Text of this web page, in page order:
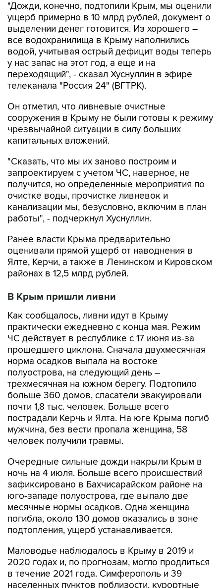
"Дожди, конечно, подтопили Крым, мы оценили
ущерб примерно в 10 млрд рублей, документ о
выделении денег готовится. Из хорошего –
все водохранилища в Крыму наполнились
водой, учитывая острый дефицит воды теперь
у нас запас на этот год, а еще и на
переходящий", - сказал Хуснуллин в эфире
телеканала "Россия 24" (ВГТРК).
Он отметил, что ливневые очистные
сооружения в Крыму не были готовы к режиму
чрезвычайной ситуации в силу больших
капитальных вложений.
"Сказать, что мы их заново построим и
запроектируем с учетом ЧС, наверное, не
получится, но определенные мероприятия по
очистке воды, прочистке ливневок и
канализации мы, безусловно, включим в план
работы", - подчеркнул Хуснуллин.
Ранее власти Крыма предварительно
оценивали прямой ущерб от наводнения в
Ялте, Керчи, а также в Ленинском и Кировском
районах в 12,5 млрд рублей.
В Крым пришли ливни
Как сообщалось, ливни идут в Крыму
практически ежедневно с конца мая. Режим
ЧС действует в республике с 17 июня из-за
прошедшего циклона. Сначала двухмесячная
норма осадков выпала на востоке
полуострова, на следующий день –
трехмесячная на южном берегу. Подтопило
больше 360 домов, спасатели эвакуировали
почти 1,8 тыс. человек. Больше всего
пострадали Керчь и Ялта. На юге Крыма погиб
мужчина, без вести пропала женщина, 58
человек получили травмы.
Очередные сильные дожди накрыли Крым в
ночь на 4 июля. Больше всего происшествий
зафиксировано в Бахчисарайском районе на
юго-западе полуострова, где выпало две
месячные нормы осадков. Одна женщина
погибла, около 130 домов оказались в зоне
подтопления, ущерб устанавливается.
Маловодье наблюдалось в Крыму в 2019 и
2020 годах и, по прогнозам, могло продлиться
в течение 2021 года. Симферополь и 39
населенных пунктов поблизости, курортные